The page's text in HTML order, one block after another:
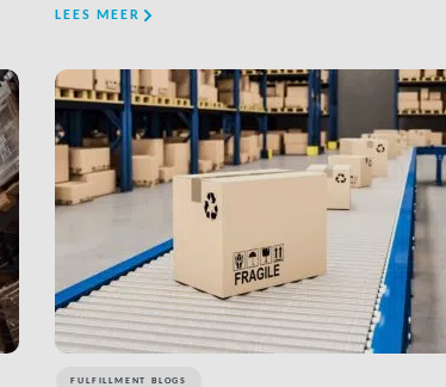
LEES MEER
FULFILLMENT BLOGS
LINK BTN